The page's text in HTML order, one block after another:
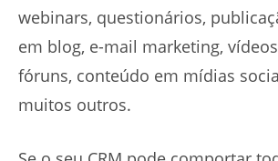
webinars, questionários,
em blog, e-mail marketing,
fóruns, conteúdo em mídias
muitos outros.